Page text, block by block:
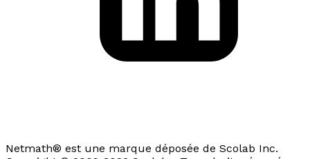
Netmath® est une marque déposée de Scolab Inc.